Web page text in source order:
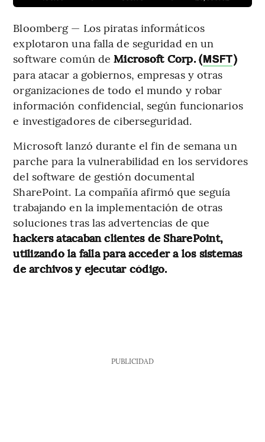
Bloomberg — Los piratas informáticos
explotaron una falla de seguridad en un
software común deMicrosoft Corp. (MSFT)
para atacar a gobiernos, empresas y otras
organizaciones de todo el mundo y robar
información confidencial, según funcionarios
e investigadores de ciberseguridad.
Microsoft lanzó durante el fin de semana un
parche para la vulnerabilidad en los servidores
del software de gestión documental
SharePoint. La compañía afirmó que seguía
trabajando en la implementación de otras
soluciones tras las advertencias de que
hackers atacaban clientes de SharePoint,
utilizando la falla para acceder a los sistemas
de archivos y ejecutar código.
PUBLICIDAD